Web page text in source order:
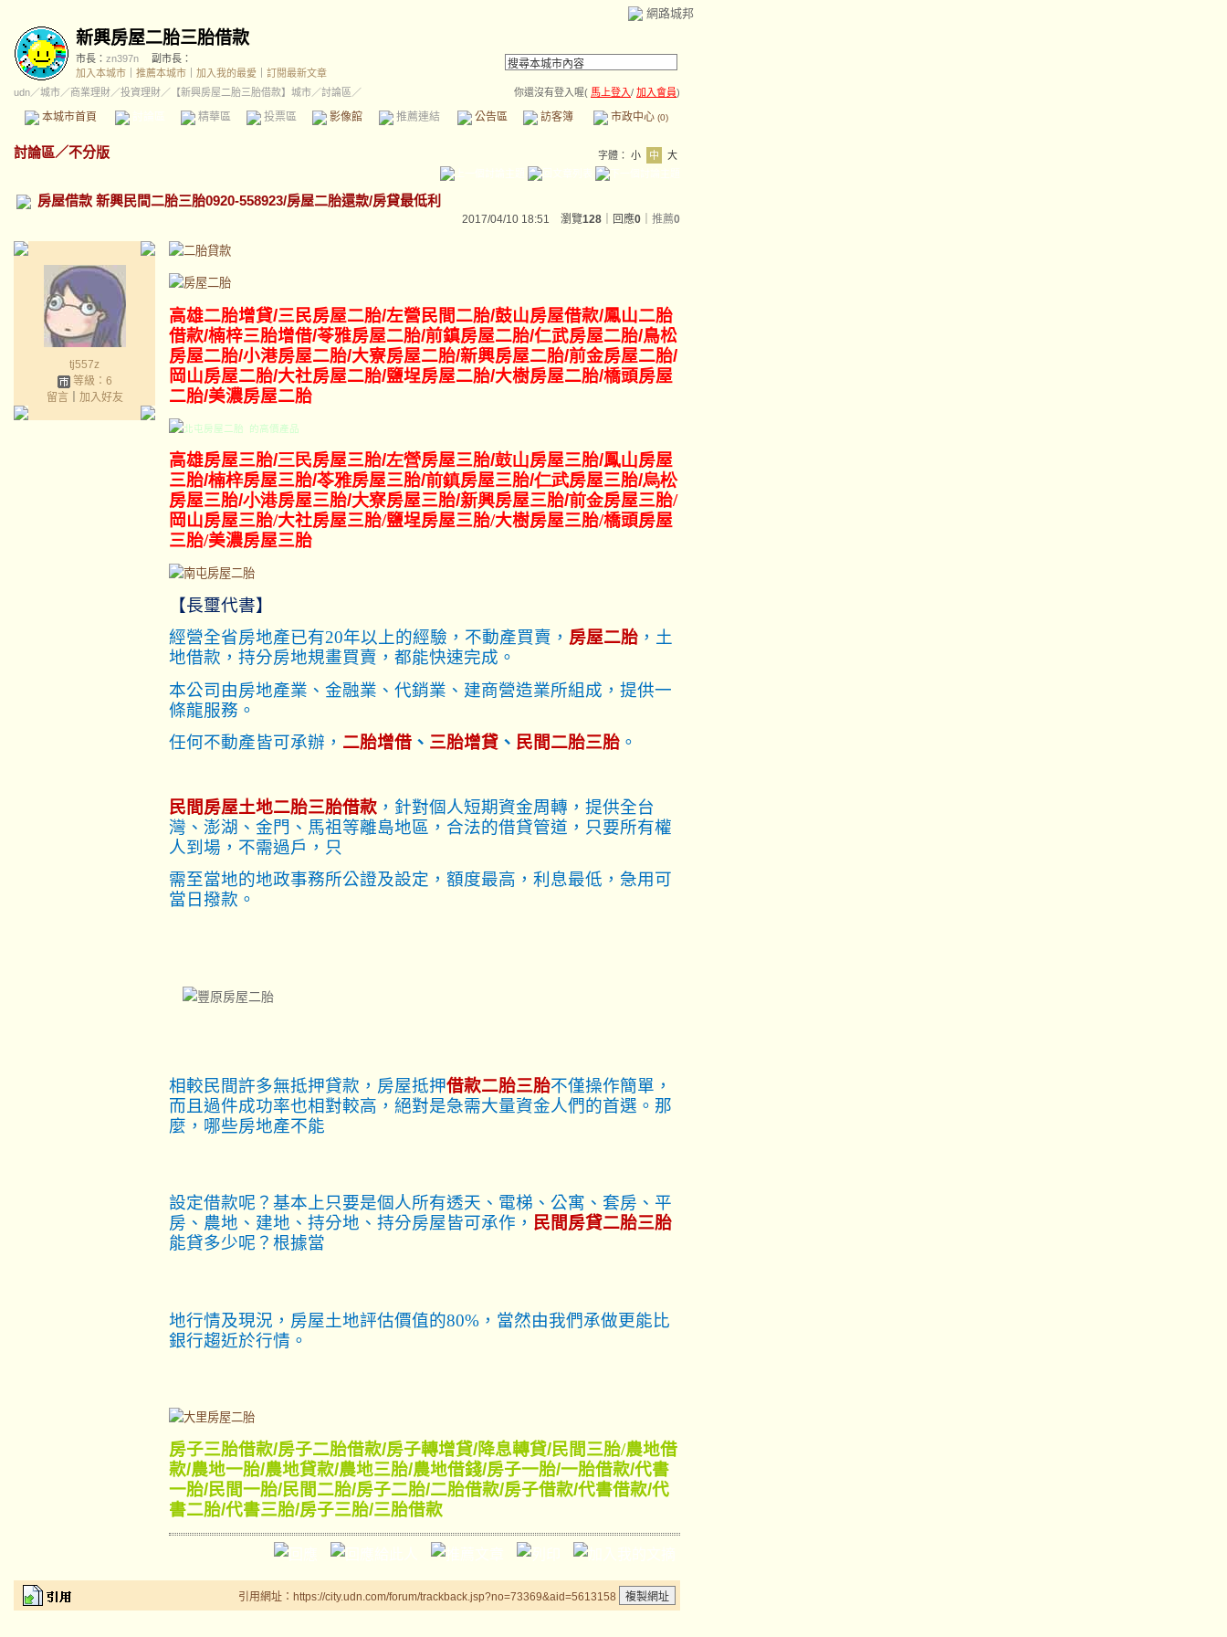
網路城邦
新興房屋二胎三胎借款
市長： zn397n
副市長：
加入本城市
推薦本城市 加入我的最愛
訂閱最新文章
udn／城市／商業理財／投資理財／ 【新興房屋二胎三胎借款】城市／討論區／ 你還沒有登入喔( 馬上登入/ 加入會員)
本城市首頁 精華區 投票區 影像館 推薦連結 公告區 訪客簿 市政中心 (0)
討論區／不分版 字體： 小 中 大
房屋借款 新興民間二胎三胎0920-558923/房屋二胎還款/房貸最低利
2017/04/10 18:51 瀏覽128 ｜回應0 推薦0
tj557z
等級：6
留言｜ 加入好友
高雄二胎增貸/三民房屋二胎/左營民間二胎/鼓山房屋借款/鳳山二胎
借款/楠梓三胎增借/苓雅房屋二胎/前鎮房屋二胎/仁武房屋二胎/鳥松
房屋二胎/小港房屋二胎/大寮房屋二胎/新興房屋二胎/前金房屋二胎/
岡山房屋二胎/大社房屋二胎/鹽埕房屋二胎/大樹房屋二胎/橋頭房屋
二胎/美濃房屋二胎
的高價產品
高雄房屋三胎/三民房屋三胎/左營房屋三胎/鼓山房屋三胎/鳳山房屋
三胎/楠梓房屋三胎/苓雅房屋三胎/前鎮房屋三胎/仁武房屋三胎/烏松
房屋三胎/小港房屋三胎/大寮房屋三胎/新興房屋三胎/前金房屋三胎/
岡山房屋三胎/大社房屋三胎/鹽埕房屋三胎/大樹房屋三胎/橋頭房屋
三胎/美濃房屋三胎
【長璽代書】
經營全省房地產已有20年以上的經驗，不動產買賣， 房屋二胎 ，土
地借款，持分房地規畫買賣，都能快速完成。
本公司由房地產業、金融業、代銷業、建商營造業所組成，提供一
條龍服務。
任何不動產皆可承辦， 二胎增借 、 三胎增貸 、 民間二胎三胎 。
民間房屋土地二胎三胎借款 ，針對個人短期資金周轉，提供全台
灣、澎湖、金門、馬祖等離島地區，合法的借貸管道，只要所有權
人到場，不需過戶，只
需至當地的地政事務所公證及設定，額度最高，利息最低，急用可
當日撥款。
相較民間許多無抵押貸款，房屋抵押借款二胎三胎不僅操作簡單，
而且過件成功率也相對較高，絕對是急需大量資金人們的首選。那
麼，哪些房地產不能
設定借款呢？基本上只要是個人所有透天、電梯、公寓、套房、平
房、農地、建地、持分地、持分房屋皆可承作， 民間房貸二胎三胎
能貸多少呢？根據當
地行情及現況，房屋土地評估價值的80%，當然由我們承做更能比
銀行趨近於行情。
房子三胎借款/房子二胎借款/房子轉增貸/降息轉貸/民間三胎/農地借
款/農地一胎/農地貸款/農地三胎/農地借錢/房子一胎/一胎借款/代書
一胎/民間一胎/民間二胎/房子二胎/二胎借款/房子借款/代書借款/代
書二胎/代書三胎/房子三胎/三胎借款
引用網址：https://city.udn.com/forum/trackback.jsp?no=73369&aid=5613158